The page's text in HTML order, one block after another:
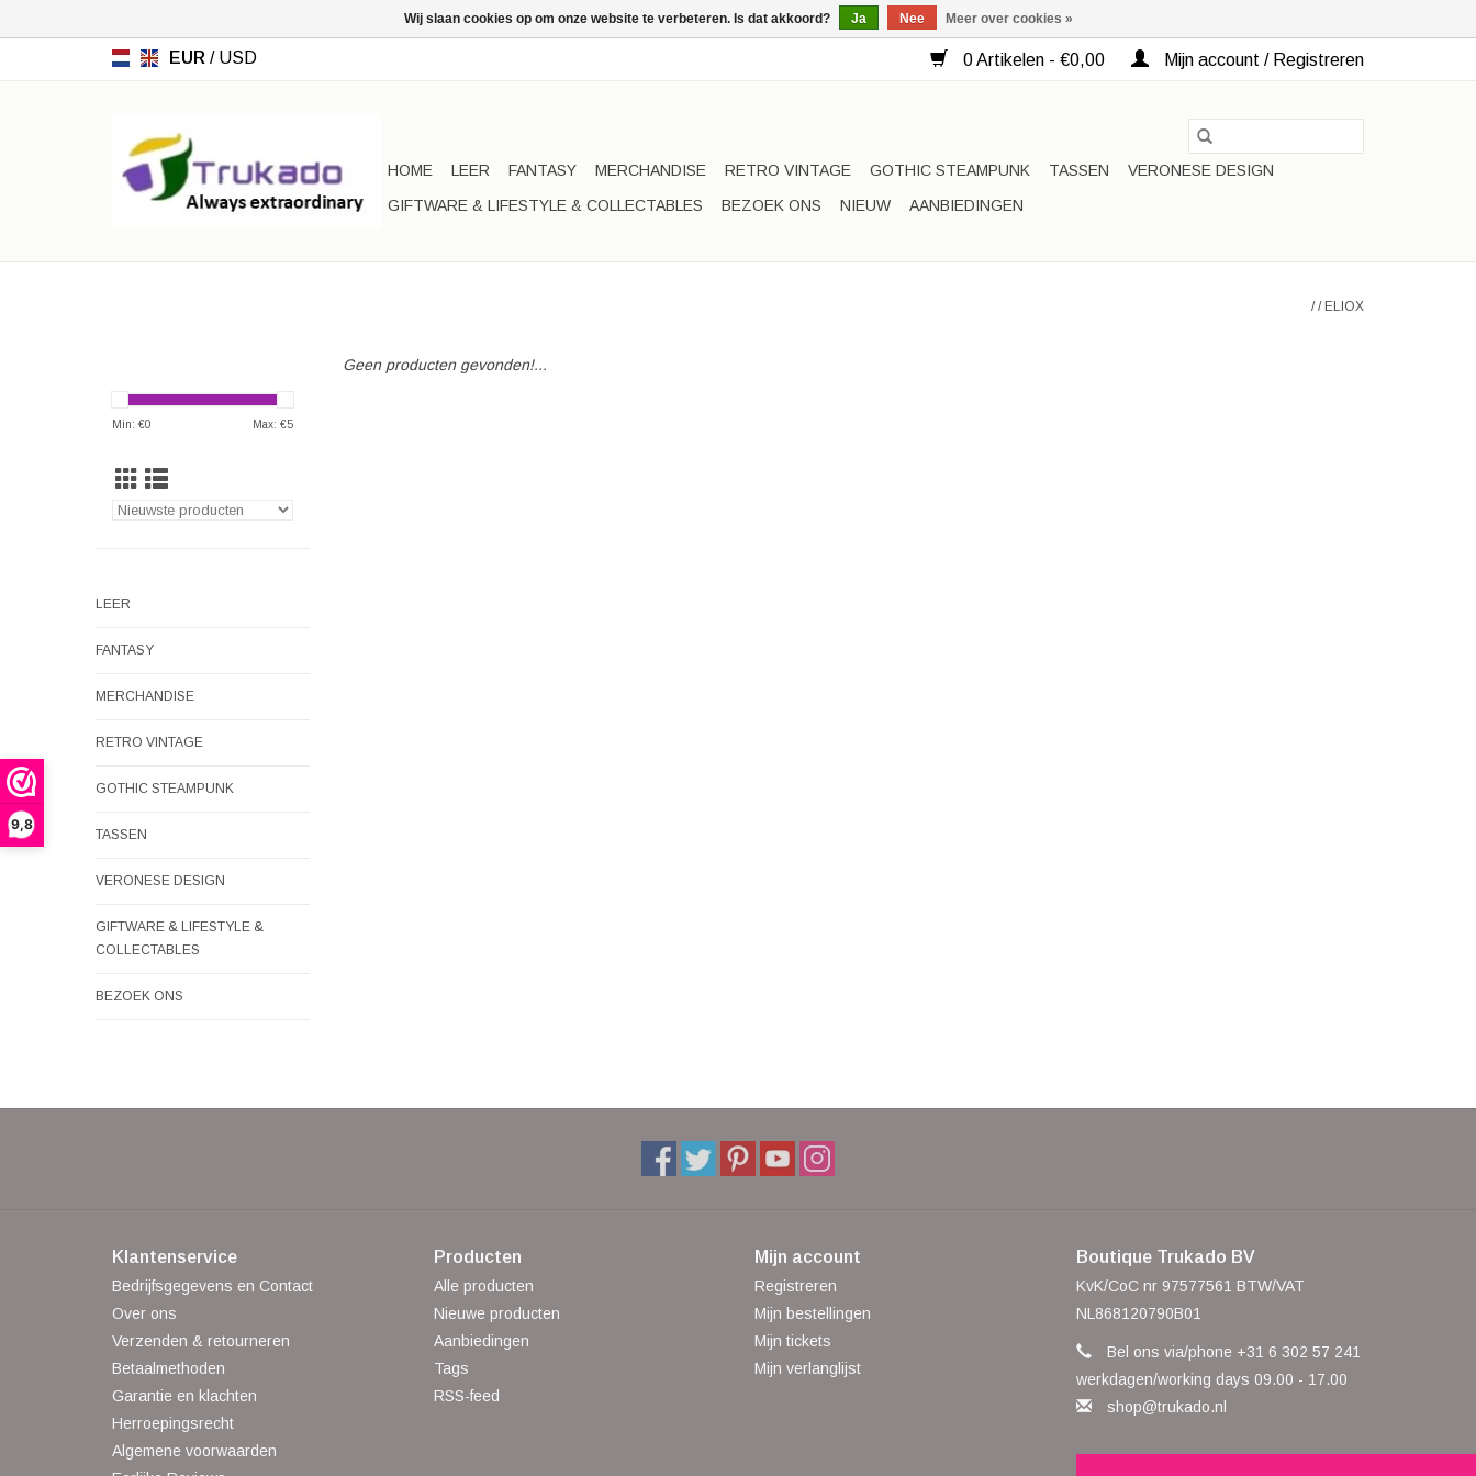
9,8
EUR / USD 0 Artikelen - €0,00 Mijn account / Registreren
HOME LEER FANTASY MERCHANDISE RETRO VINTAGE GOTHIC STEAMPUNK TASSEN
VERONESE DESIGN
GIFTWARE & LIFESTYLE & COLLECTABLES
BEZOEK ONS NIEUW AANBIEDINGEN
// ELIOX
Min: €0 Max: €5
LEER
FANTASY
MERCHANDISE
RETRO VINTAGE
GOTHIC STEAMPUNK
TASSEN
VERONESE DESIGN
GIFTWARE & LIFESTYLE &
COLLECTABLES
BEZOEK ONS
Geen producten gevonden!...
Klantenservice
Bedrijfsgegevens en Contact
Over ons
Verzenden & retourneren
Betaalmethoden
Garantie en klachten
Herroepingsrecht
Algemene voorwaarden
Producten
Alle producten
Nieuwe producten
Aanbiedingen
Tags
RSS-feed
Mijn account
Registreren
Mijn bestellingen
Mijn tickets
Mijn verlanglijst
Boutique Trukado BV
KvK/CoC nr 97577561 BTW/VAT
NL868120790B01
Bel ons via/phone +31 6 302 57 241
werkdagen/working days 09.00 - 17.00
shop@trukado.nl
Wij slaan cookies op om onze website te verbeteren. Is dat akkoord? Ja Nee Meer over cookies »